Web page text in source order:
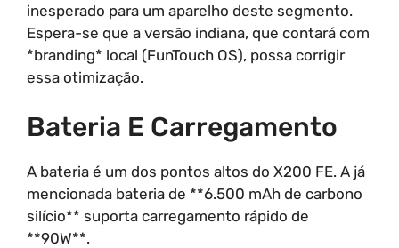
inesperado para um aparelho deste segmento.
Espera-se que a versão indiana, que contará com
*branding* local (FunTouch OS), possa corrigir
essa otimização.
Bateria E Carregamento
A bateria é um dos pontos altos do X200 FE. A já
mencionada bateria de **6.500 mAh de carbono
silício** suporta carregamento rápido de
**90W**.